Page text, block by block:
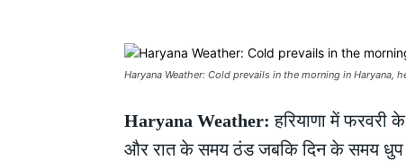
Haryana Weather: Cold prevails in the morning in Haryana,
Haryana Weather:हरियाणा में
और रात के समय ठंड जबकि दिन के समय धुप